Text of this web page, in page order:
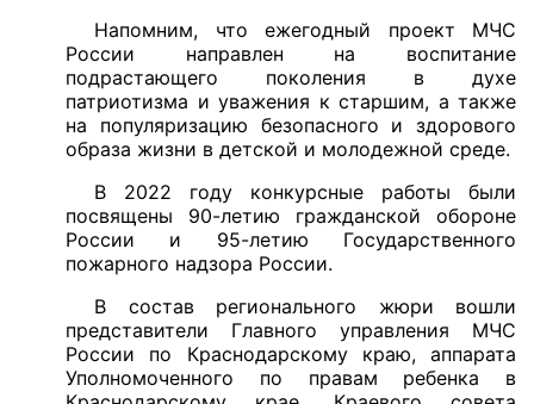
Напомним, что ежегодный проект МЧС
России направлен на воспитание
подрастающего поколения в духе
патриотизма и уважения к старшим, а также
на популяризацию безопасного и здорового
образа жизни в детской и молодежной среде.
В 2022 году конкурсные работы были
посвящены 90-летию гражданской обороне
России и 95-летию Государственного
пожарного надзора России.
В состав регионального жюри вошли
представители Главного управления МЧС
России по Краснодарскому краю, аппарата
Уполномоченного по правам ребенка в